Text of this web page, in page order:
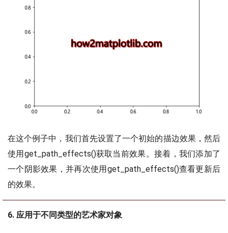
在这个例子中，我们首先设置了一个初始的描边效果，然后
使用get_path_effects()获取当前效果。接着，我们添加了
一个阴影效果，并再次使用get_path_effects()查看更新后
的效果。
6. 应用于不同类型的艺术家对象